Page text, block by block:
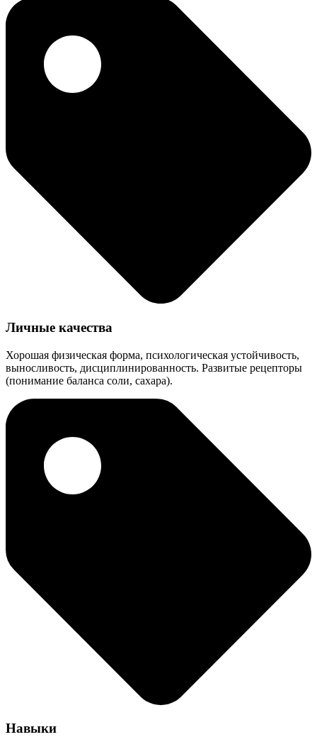
Личные качества
Хорошая физическая форма, психологическая устойчивость,
выносливость, дисциплинированность. Развитые рецепторы
(понимание баланса соли, сахара).
Навыки